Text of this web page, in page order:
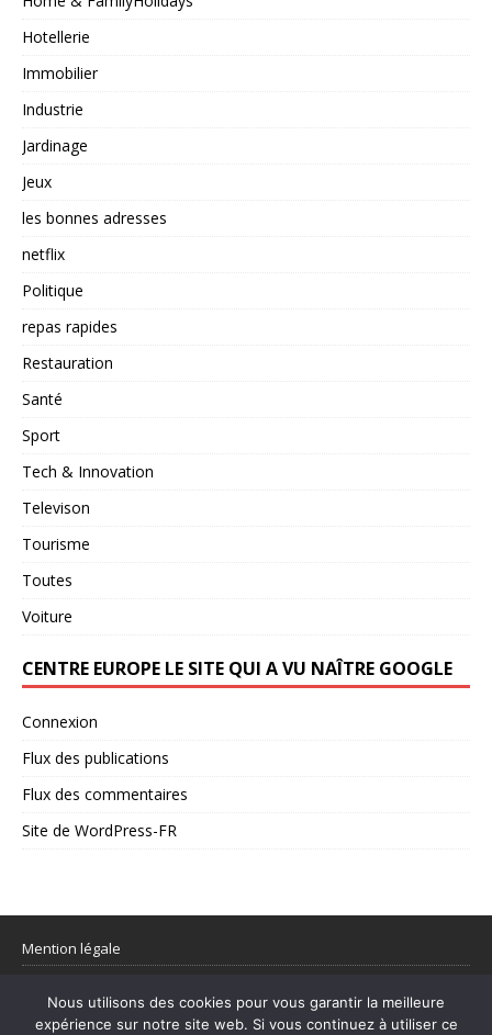
Hotellerie
Immobilier
Industrie
Jardinage
Jeux
les bonnes adresses
netflix
Politique
repas rapides
Restauration
Santé
Sport
Tech & Innovation
Televison
Tourisme
Toutes
Voiture
CENTRE EUROPE LE SITE QUI A VU NAÎTRE GOOGLE
Connexion
Flux des publications
Flux des commentaires
Site de WordPress-FR
Mention légale
Nous utilisons des cookies pour vous garantir la meilleure
expérience sur notre site web. Si vous continuez à utiliser ce